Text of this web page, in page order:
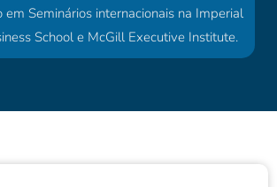
em Seminários internacionais na Imperial
School e McGill Executive Institute.